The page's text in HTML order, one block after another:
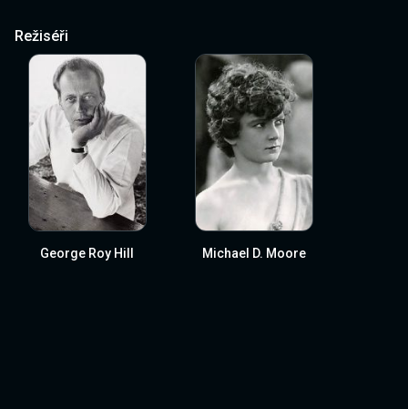
Režiséři
George Roy Hill Michael D. Moore